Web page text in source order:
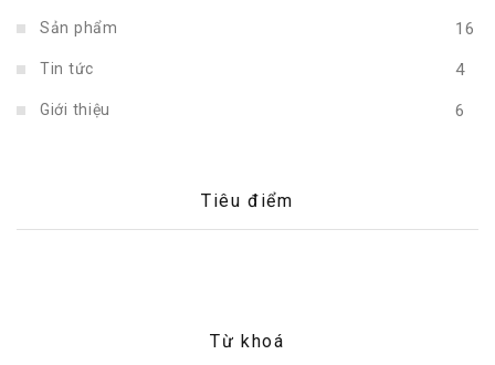
Sản phẩm 16
Tin tức 4
Giới thiệu 6
Tiêu điểm
Từ khoá